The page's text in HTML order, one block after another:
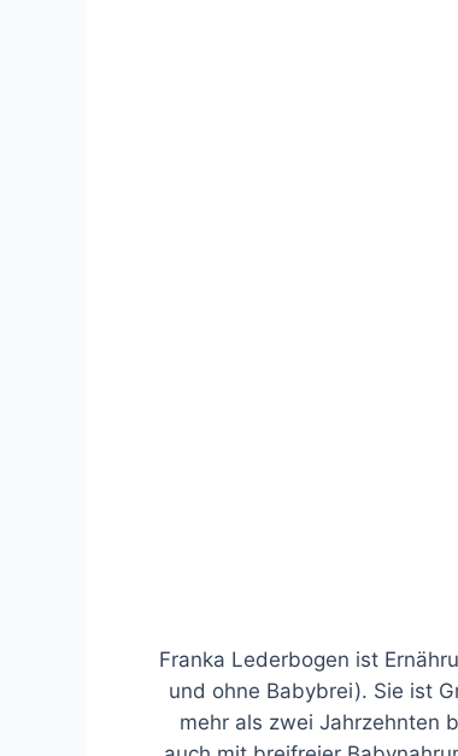
Franka Lederbogen ist
und ohne Babybrei). Sie ist
mehr als zwei Jahrzehnten